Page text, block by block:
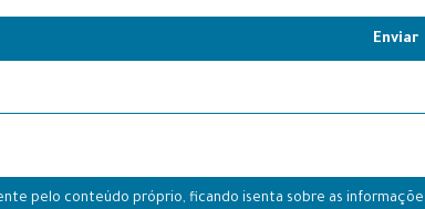
Enviar
pelo conteúdo próprio, ficando isenta sobre as